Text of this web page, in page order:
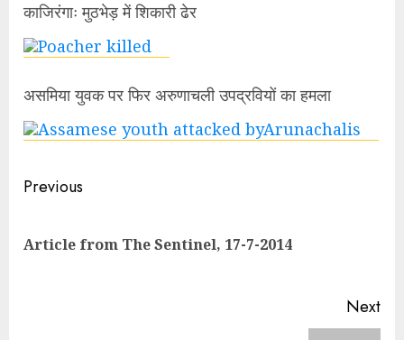
काजिरंगाः मुठभेड़ में शिकारी ढेर
असमिया युवक पर फिर अरुणाचली उपद्रवियों का हमला
Continue
Previous
Article from The Sentinel, 17-7-2014
Next